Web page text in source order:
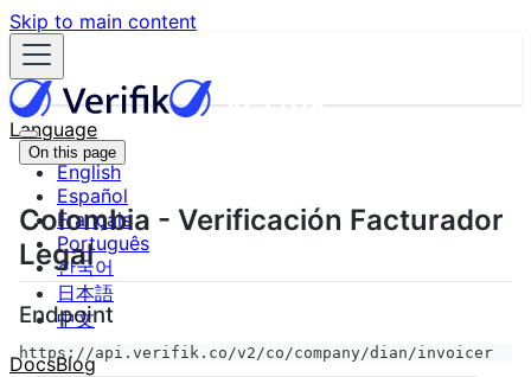
Skip to main content
Language
English
Español
Français
Português
한국어
日本語
中文
DocsBlog
On this page
Colombia - Verificación Facturador
Legal
Endpoint
https://api.verifik.co/v2/co/company/dian/invoicer